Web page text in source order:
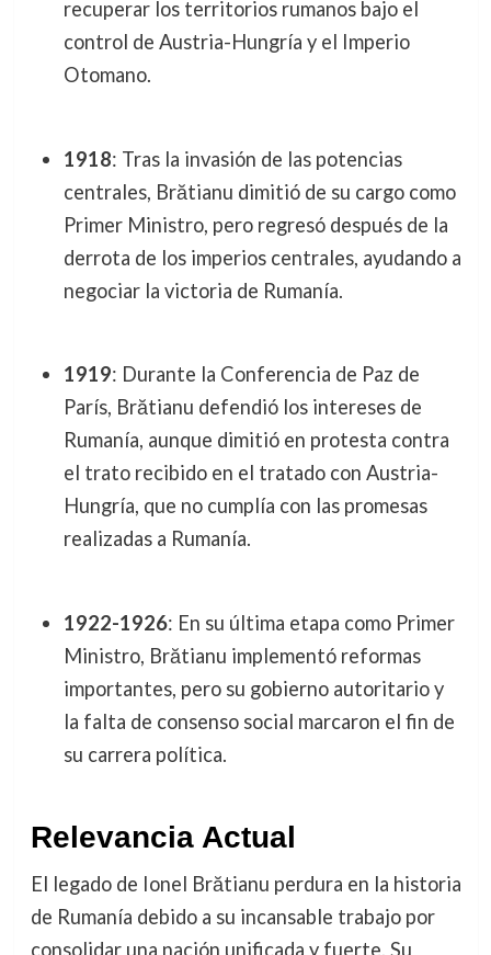
recuperar los territorios rumanos bajo el
control de Austria-Hungría y el Imperio
Otomano.
1918: Tras la invasión de las potencias
centrales, Brătianu dimitió de su cargo como
Primer Ministro, pero regresó después de la
derrota de los imperios centrales, ayudando a
negociar la victoria de Rumanía.
1919: Durante la Conferencia de Paz de
París, Brătianu defendió los intereses de
Rumanía, aunque dimitió en protesta contra
el trato recibido en el tratado con Austria-
Hungría, que no cumplía con las promesas
realizadas a Rumanía.
1922-1926: En su última etapa como Primer
Ministro, Brătianu implementó reformas
importantes, pero su gobierno autoritario y
la falta de consenso social marcaron el fin de
su carrera política.
Relevancia Actual
El legado de Ionel Brătianu perdura en la historia
de Rumanía debido a su incansable trabajo por
consolidar una nación unificada y fuerte. Su